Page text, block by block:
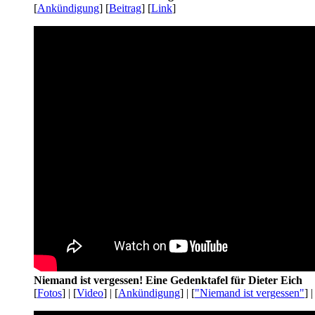
[Ankündigung] [Beitrag] [Link]
Niemand ist vergessen! Eine Gedenktafel für Dieter Eich
[Fotos] | [Video] | [Ankündigung] | ["Niemand ist vergessen"]